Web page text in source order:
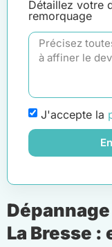
Détaillez votre
remorquage
J'accepte la
La Bresse :